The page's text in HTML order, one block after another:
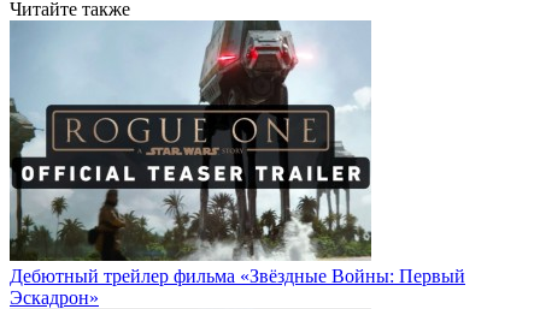
Читайте также
Дебютный трейлер фильма «Звёздные Войны: Первый
Эскадрон»